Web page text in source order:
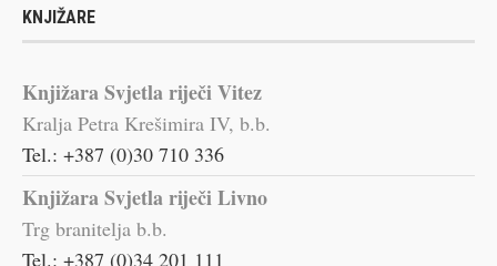
KNJIŽARE
Knjižara Svjetla riječi Vitez
Kralja Petra Krešimira IV, b.b.
Tel.: +387 (0)30 710 336
Knjižara Svjetla riječi Livno
Trg branitelja b.b.
Tel.: +387 (0)34 201 111